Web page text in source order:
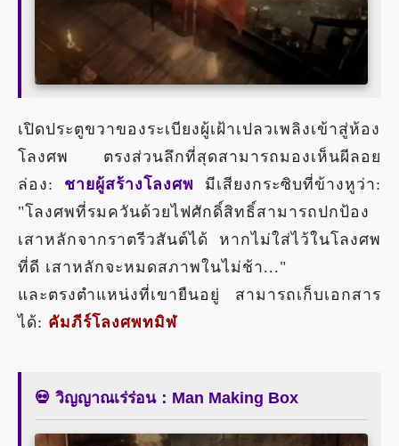
เปิดประตูขวาของระเบียงผู้เฝ้าเปลวเพลิงเข้าสู่ห้อง
โลงศพ ตรงส่วนลึกที่สุดสามารถมองเห็นผีลอย
ล่อง: ชายผู้สร้างโลงศพ มีเสียงกระซิบที่ข้างหูว่า:
"โลงศพที่รมควันด้วยไฟศักดิ์สิทธิ์สามารถปกป้อง
เสาหลักจากราตรีวสันต์ได้ หากไม่ใส่ไว้ในโลงศพ
ที่ดี เสาหลักจะหมดสภาพในไม่ช้า..."
และตรงตำแหน่งที่เขายืนอยู่ สามารถเก็บเอกสาร
ได้: คัมภีร์โลงศพทมิฬ
💀 วิญญาณเร่ร่อน：Man Making Box